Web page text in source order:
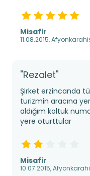
Misafir
11.08.2015,
Misafir
10.07.2015,
"Rezalet"
Şirket erzincanda
turizmin aracına
aldığım koltuk
yere oturttular